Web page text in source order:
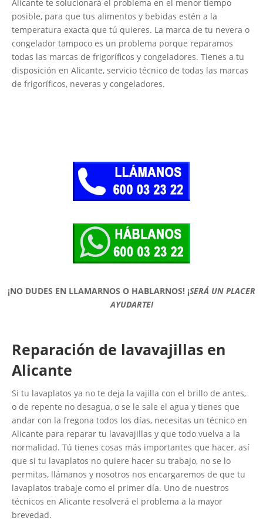
Alicante te solucionará el problema en el menor tiempo
posible, para que tus alimentos y bebidas estén a la
temperatura exacta que tú quieres. La marca de tu nevera o
congelador tampoco es un problema porque reparamos
todas las marcas de frigoríficos y congeladores. Tienes a tu
disposición en Alicante, servicio técnico de todas las marcas
de frigoríficos, neveras y congeladores.
¡NO DUDES EN LLAMARNOS O HABLARNOS! ¡SERÁ UN PLACER
AYUDARTE!
Reparación de lavavajillas en
Alicante
Si tu lavaplatos ya no te deja la vajilla con el brillo de antes,
o de repente no desagua, o se le sale el agua y tienes que
andar con la fregona todos los días, necesitas un técnico en
Alicante para reparar tu lavavajillas y que todo vuelva a la
normalidad. Tú tienes cosas más importantes que hacer, así
que si tu lavaplatos no quiere hacer su trabajo, no se lo
permitas, llámanos y nosotros nos encargaremos de que tu
lavaplatos trabaje como el primer día. Uno de nuestros
técnicos en Alicante resolverá el problema a la mayor
brevedad.